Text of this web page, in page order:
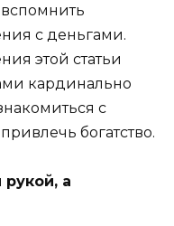
с деньгами.
этой статьи
кардинально
с
богатство.
а